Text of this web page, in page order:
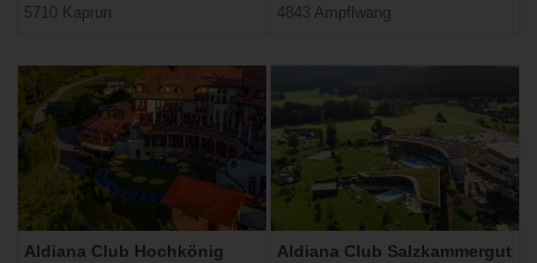
5710 Kaprun 4843 Ampflwang
Aldiana Club Hochkönig
Aldiana Club Salzkammergut